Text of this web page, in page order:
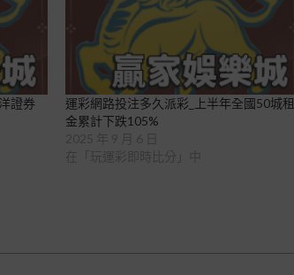
證券
運彩網路投注多久派彩_上半年全國50城租
金累計下跌105%